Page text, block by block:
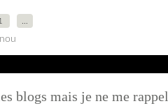
blogs mais je ne me